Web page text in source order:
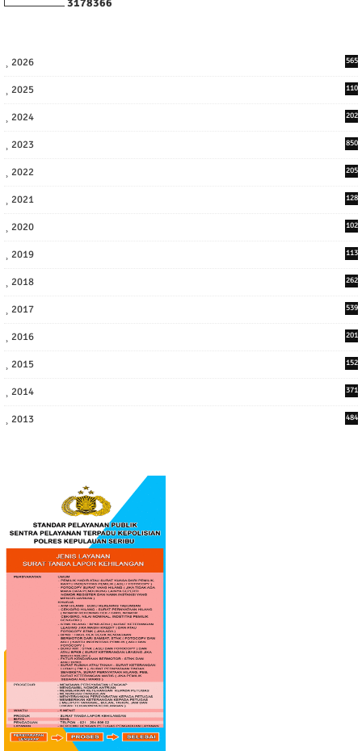
2026 565
2025
110
2024
202
2023 850
2022
205
2021
128
2020
102
2019
113
2018
262
2017
539
2016
201
2015 152
2014 371
2013 484